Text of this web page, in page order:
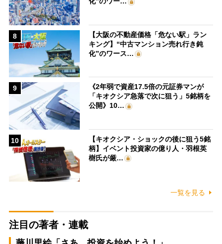
8
【大阪の不動産価格「危ない駅」ラン
キング】“中古マンション売れ行き鈍
化”のワース…
9
《2年弱で資産17.5倍の元証券マンが
「キオクシア急落で次に狙う」5銘柄を
公開》10…
10
【キオクシア・ショックの後に狙う5銘
柄】イベント投資家の億り人・羽根英
樹氏が厳…
一覧を見る
注目の著者・連載